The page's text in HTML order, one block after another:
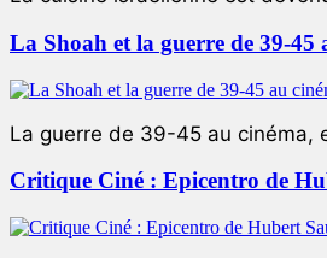
La Shoah et la guerre de 39-
La guerre de 39-45 au cinéma,
Critique Ciné : Epicentro de